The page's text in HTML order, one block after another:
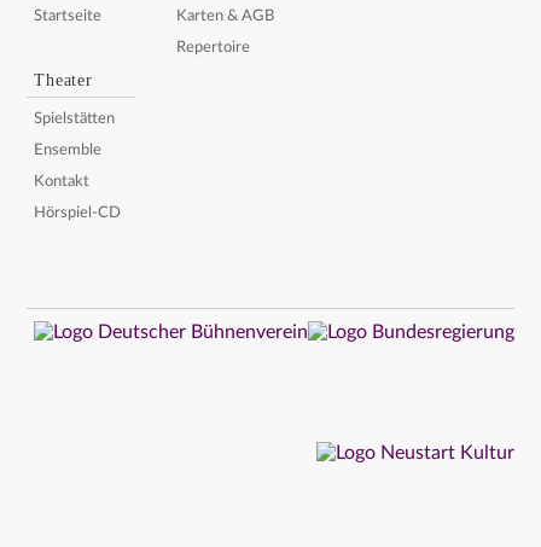
Startseite
Karten & AGB
Repertoire
Theater
Spielstätten
Ensemble
Kontakt
Hörspiel-CD